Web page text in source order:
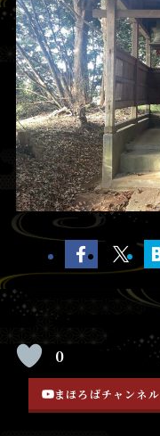
0
まほろばチャンネル